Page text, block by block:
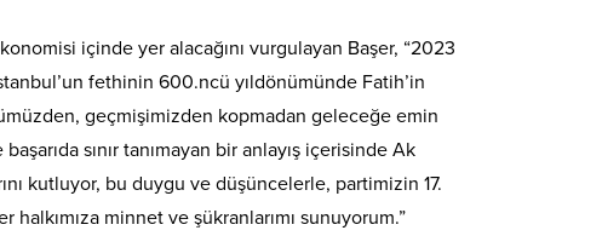
içinde yer alacağını vurgulayan Başer, “2023
fethinin 600.ncü yıldönümünde Fatih’in
geçmişimizden kopmadan geleceğe emin
sınır tanımayan bir anlayış içerisinde Ak
kutluyor, bu duygu ve düşüncelerle, partimizin 17.
minnet ve şükranlarımı sunuyorum.”